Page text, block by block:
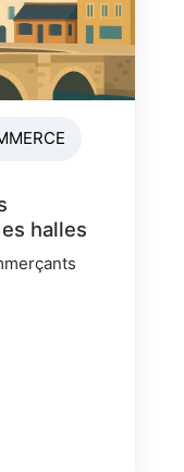
halles